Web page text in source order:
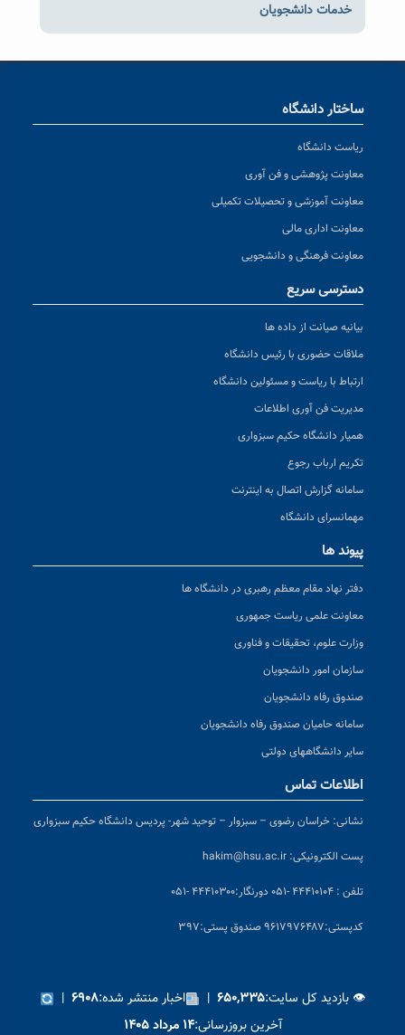
خدمات دانشجویان
ساختار دانشگاه
ریاست دانشگاه
معاونت پژوهشی و فن آوری
معاونت آموزشی و تحصیلات تکمیلی
معاونت اداری مالی
معاونت فرهنگی و دانشجویی
دسترسی سریع
بیانیه صیانت از داده ها
ملاقات حضوری با رئیس دانشگاه
ارتباط با ریاست و مسئولین دانشگاه
مدیریت فن آوری اطلاعات
همیار دانشگاه حکیم سبزواری
تکریم ارباب رجوع
سامانه گزارش اتصال به اینترنت
مهمانسرای دانشگاه
پیوند ها
دفتر نهاد مقام معظم رهبری در دانشگاه ها
معاونت علمی ریاست جمهوری
وزارت علوم، تحقیقات و فناوری
سازمان امور دانشجویان
صندوق رفاه دانشجویان
سامانه حامیان صندوق رفاه دانشجویان
سایر دانشگاههای دولتی
اطلاعات تماس
نشانی: خراسان رضوی – سبزوار – توحید شهر- پردیس دانشگاه حکیم سبزواری
پست الکترونیکی: hakim@hsu.ac.ir
تلفن : ۴۴۴۱۰۱۰۴ -۰۵۱ دورنگار:۴۴۴۱۰۳۰۰ -۰۵۱
کدپستی:۹۶۱۷۹۷۶۴۸۷ صندوق پستی:۳۹۷
👁 بازدید کل سایت:۶۵۰,۳۳۵ | اخبار منتشر شده:۶۹۰۸ |
آخرین بروزرسانی:۱۴ مرداد ۱۴۰۵